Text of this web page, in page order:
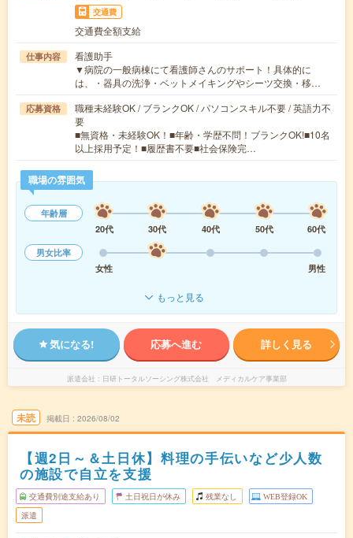
交通費
交通費全額支給
仕事内容
看護助手
▼病院の一般病棟にて看護師さんのサポート！具体的に
は、・器具の洗浄・ベットメイキングやシーツ交換・移…
応募資格
職種未経験OK / ブランクOK / パソコンスキル不要 / 英語力不
要
■無資格・未経験OK！■年齢・学歴不問！ブランクOK!■10名
以上採用予定！■履歴書不要■社会保険完…
職場の雰囲気
年齢層
20代
30代 40代 50代
60代
男女比率
女性
男性
もっと見る
気になる! 応募へ進む 詳しく見る
派遣会社 日研トータルソーシング株式会社 メディカルケア事業部
未読 掲載日 2026/08/02
【週2日～＆土日休】料理の手伝いなど少人数
の施設で自立を支援
交通費別途支給あり 土日祝日が休み 残業なし WEB登録OK
派遣